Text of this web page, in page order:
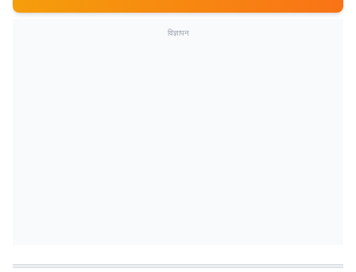
विज्ञापन